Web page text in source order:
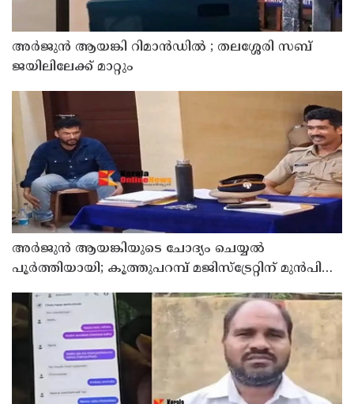
അര്‍ജുന്‍ ആയങ്കി റിമാന്‍ഡില്‍ ; തലശ്ശേരി സബ്
ജയിലിലേക്ക് മാറ്റും
അര്‍ജുന്‍ ആയങ്കിയുടെ ചോദ്യം ചെയ്യല്‍
പൂര്‍ത്തിയായി; കൂത്തുപറമ്പ് മജിസ്ട്രേറ്റിന് മുൻപില്‍
ഹാജരാക്കും